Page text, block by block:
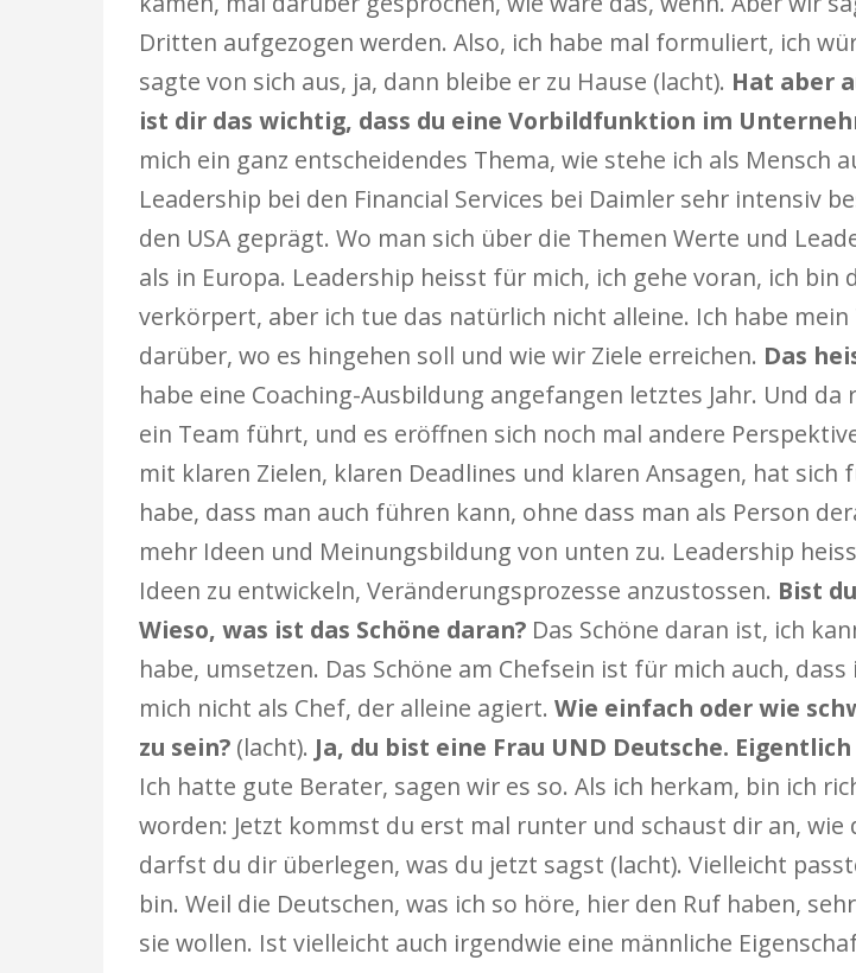
Dritten aufgezogen werden. Also, ich habe mal formuliert, ich
sagte von sich aus, ja, dann bleibe er zu Hause (lacht). Hat aber
ist dir das wichtig, dass du eine Vorbildfunktion im
mich ein ganz entscheidendes Thema, wie stehe ich als Mensch
Leadership bei den Financial Services bei Daimler sehr intensiv
den USA geprägt. Wo man sich über die Themen Werte und
als in Europa. Leadership heisst für mich, ich gehe voran, ich bin
verkörpert, aber ich tue das natürlich nicht alleine. Ich habe mein
darüber, wo es hingehen soll und wie wir Ziele erreichen. Das
habe eine Coaching-Ausbildung angefangen letztes Jahr. Und
ein Team führt, und es eröffnen sich noch mal andere
mit klaren Zielen, klaren Deadlines und klaren Ansagen, hat sich
habe, dass man auch führen kann, ohne dass man als Person
mehr Ideen und Meinungsbildung von unten zu. Leadership
Ideen zu entwickeln, Veränderungsprozesse anzustossen. Bist
Wieso, was ist das Schöne daran? Das Schöne daran ist, ich
habe, umsetzen. Das Schöne am Chefsein ist für mich auch,
mich nicht als Chef, der alleine agiert. Wie einfach oder wie
zu sein? (lacht). Ja, du bist eine Frau UND Deutsche.
Ich hatte gute Berater, sagen wir es so. Als ich herkam, bin ich
worden: Jetzt kommst du erst mal runter und schaust dir an, wie
darfst du dir überlegen, was du jetzt sagst (lacht). Vielleicht
bin. Weil die Deutschen, was ich so höre, hier den Ruf haben,
sie wollen. Ist vielleicht auch irgendwie eine männliche